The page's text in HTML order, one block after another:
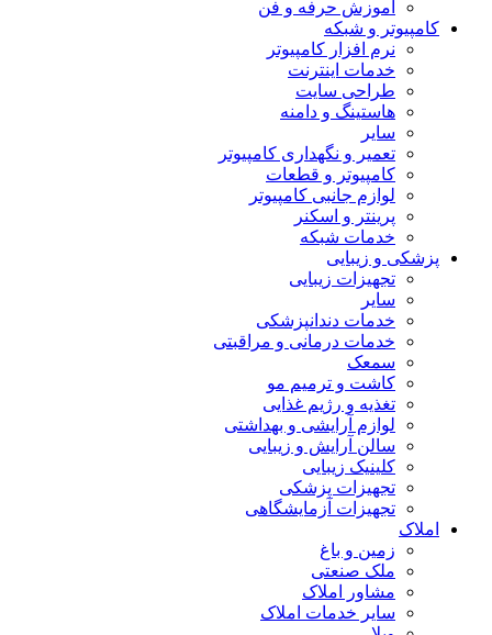
آموزش حرفه و فن
کامپیوتر و شبکه
نرم افزار کامپیوتر
خدمات اینترنت
طراحی سایت
هاستینگ و دامنه
سایر
تعمیر و نگهداری کامپیوتر
کامپیوتر و قطعات
لوازم جانبی کامپیوتر
پرینتر و اسکنر
خدمات شبکه
پزشکی و زیبایی
تجهیزات زیبایی
سایر
خدمات دندانپزشکی
خدمات درمانی و مراقبتی
سمعک
کاشت و ترمیم مو
تغذیه و رژیم غذایی
لوازم آرایشی و بهداشتی
سالن آرایش و زیبایی
کلینیک زیبایی
تجهیزات پزشکی
تجهیزات آزمایشگاهی
املاک
زمین و باغ
ملک صنعتی
مشاور املاک
سایر خدمات املاک